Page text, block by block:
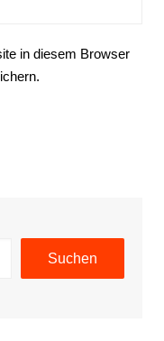
in diesem Browser
Suchen